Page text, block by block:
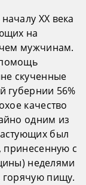
ХХ века
на
мужчинам.
скученные
губернии 56%
качество
одним из
был
принесенную с
неделями
горячую пищу.